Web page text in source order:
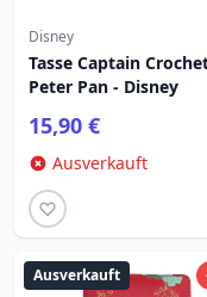
Disney
Tasse Captain
Peter Pan - Disney
15,90 €
Ausverkauft
Ausverkauft